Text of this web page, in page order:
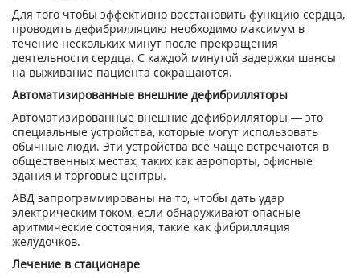
Для того чтобы эффективно восстановить функцию сердца,
проводить дефибрилляцию необходимо максимум в
течение нескольких минут после прекращения
деятельности сердца. С каждой минутой задержки шансы
на выживание пациента сокращаются.
Автоматизированные внешние дефибрилляторы
Автоматизированные внешние дефибрилляторы — это
специальные устройства, которые могут использовать
обычные люди. Эти устройства всё чаще встречаются в
общественных местах, таких как аэропорты, офисные
здания и торговые центры.
АВД запрограммированы на то, чтобы дать удар
электрическим током, если обнаруживают опасные
аритмические состояния, такие как фибрилляция
желудочков.
Лечение в стационаре